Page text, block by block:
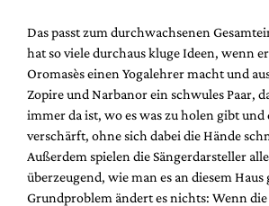
Das passt zum durchwachsenen
hat so viele durchaus kluge Ideen, wenn
Oromasès einen Yogalehrer macht und
Zopire und Narbanor ein schwules Paar,
immer da ist, wo es was zu holen gibt
verschärft, ohne sich dabei die Hände
Außerdem spielen die Sängerdarsteller
überzeugend, wie man es an diesem
Grundproblem ändert es nichts: Wenn